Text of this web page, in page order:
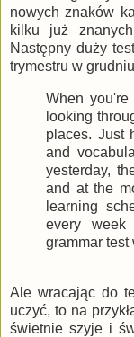
nowych znaków
kilku już
Następny duży
trymestru w
When
looking
places. Just
and
yesterday,
and at the
learning
every
grammar test
Ale wracając do
uczyć, to na
świetnie szyje i